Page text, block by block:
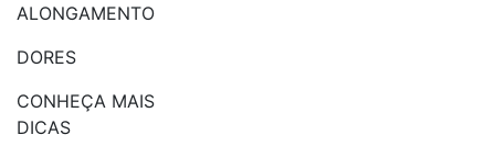
ALONGAMENTO
DORES
CONHEÇA MAIS
DICAS